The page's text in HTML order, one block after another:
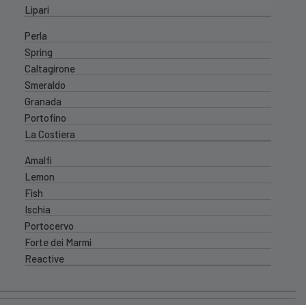
Lipari
Perla
Spring
Caltagirone
Smeraldo
Granada
Portofino
La Costiera
Amalfi
Lemon
Fish
Ischia
Portocervo
Forte dei Marmi
Reactive